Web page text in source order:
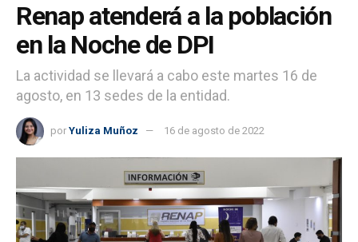
Renap atenderá a la población
en la Noche de DPI
La actividad se llevará a cabo este martes 16 de
agosto, en 13 sedes de la entidad.
por Yuliza Muñoz 16 de agosto de 2022